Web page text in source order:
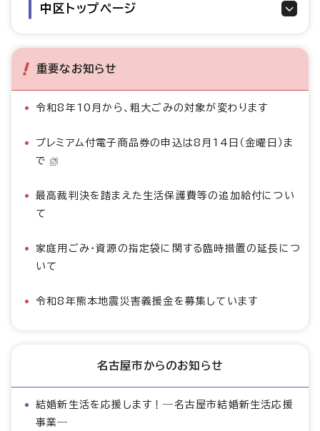
中区トップページ
重要なお知らせ
令和8年10月から、粗大ごみの対象が変わります
プレミアム付電子商品券の申込は8月14日（金曜日）ま
で
最高裁判決を踏まえた生活保護費等の追加給付につい
て
家庭用ごみ・資源の指定袋に関する臨時措置の延長につ
いて
令和8年熊本地震災害義援金を募集しています
名古屋市からのお知らせ
結婚新生活を応援します！―名古屋市結婚新生活応援
事業―